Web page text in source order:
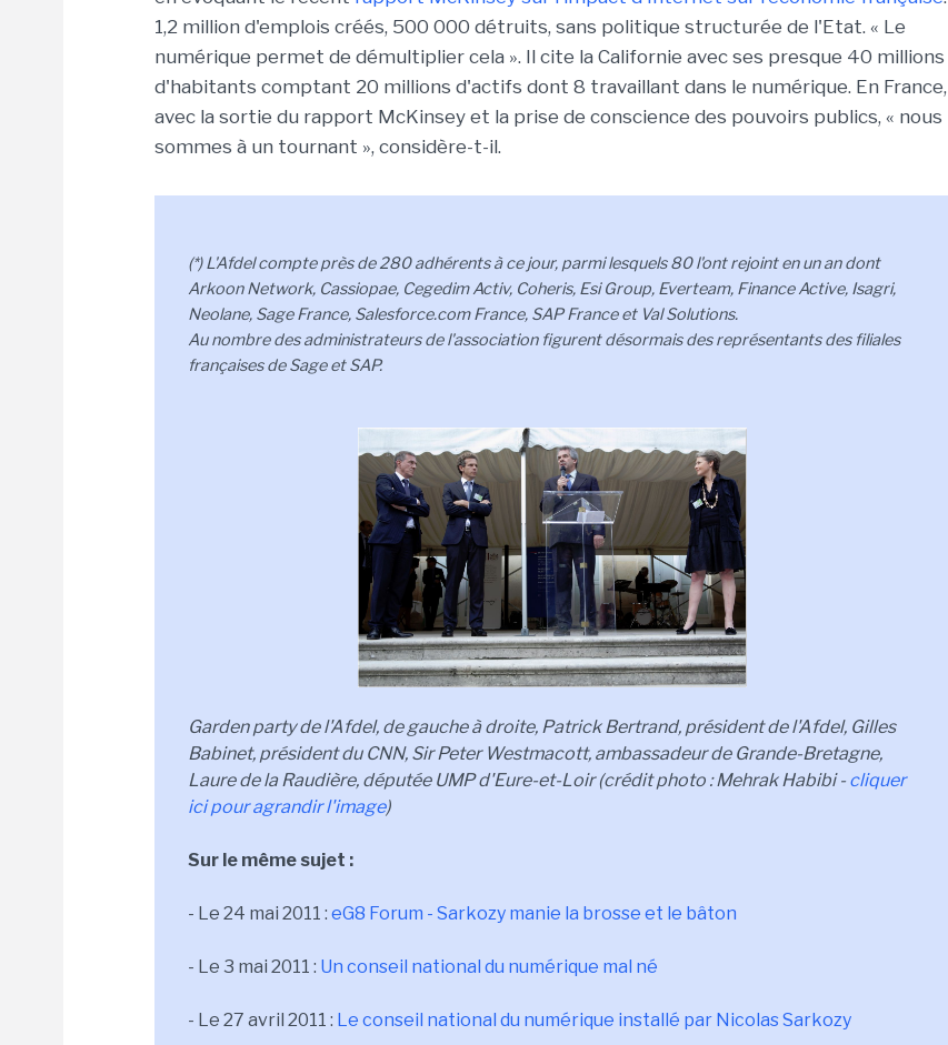
1,2 million d'emplois créés, 500 000 détruits, sans politique structurée de l'Etat. « Le
numérique permet de démultiplier cela ». Il cite la Californie avec ses presque 40 millions
d'habitants comptant 20 millions d'actifs dont 8 travaillant dans le numérique. En France,
avec la sortie du rapport McKinsey et la prise de conscience des pouvoirs publics, « nous
sommes à un tournant », considère-t-il.
(*) L'Afdel compte près de 280 adhérents à ce jour, parmi lesquels 80 l'ont rejoint en un an dont
Arkoon Network, Cassiopae, Cegedim Activ, Coheris, Esi Group, Everteam, Finance Active, Isagri,
Neolane, Sage France, Salesforce.com France, SAP France et Val Solutions.
Au nombre des administrateurs de l'association figurent désormais des représentants des filiales
françaises de Sage et SAP.
Garden party de l'Afdel, de gauche à droite, Patrick Bertrand, président de l'Afdel, Gilles
Babinet, président du CNN, Sir Peter Westmacott, ambassadeur de Grande-Bretagne,
Laure de la Raudière, députée UMP d'Eure-et-Loir (crédit photo : Mehrak Habibi -cliquer
ici pour agrandir l'image)
Sur le même sujet :
- Le 24 mai 2011 : eG8 Forum - Sarkozy manie la brosse et le bâton
- Le 3 mai 2011 : Un conseil national du numérique mal né
- Le 27 avril 2011 : Le conseil national du numérique installé par Nicolas Sarkozy